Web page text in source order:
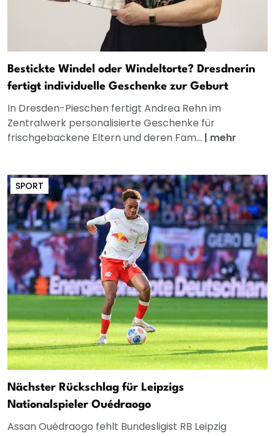
Bestickte Windel oder Windeltorte? Dresdnerin
fertigt individuelle Geschenke zur Geburt
In Dresden-Pieschen fertigt Andrea Rehn im
Zentralwerk personalisierte Geschenke für
frischgebackene Eltern und deren Fam... | mehr
SPORT
Nächster Rückschlag für Leipzigs
Nationalspieler Ouédraogo
Assan Ouédraogo fehlt Bundesligist RB Leipzig